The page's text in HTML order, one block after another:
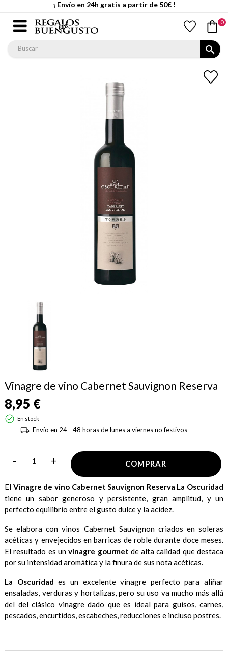
¡ Envío en 24h gratis a partir de 50€ !
0
search
Vinagre de vino Cabernet Sauvignon Reserva
8,95 €
En stock
Envío en 24 - 48 horas de lunes a viernes no festivos
- + COMPRAR
El Vinagre de vino Cabernet Sauvignon Reserva La Oscuridad
tiene un sabor generoso y persistente, gran amplitud, y un
perfecto equilibrio entre el gusto dulce y la acidez.
Se elabora con vinos Cabernet Sauvignon criados en soleras
acéticas y envejecidos en barricas de roble durante doce meses.
El resultado es unvinagre gourmet de alta calidad que destaca
por su intensidad aromática y la finura de sus nota acéticas.
La Oscuridad es un excelente vinagre perfecto para aliñar
ensaladas, verduras y hortalizas, pero su uso va mucho más allá
del del clásico vinagre dado que es ideal para guisos, carnes,
pescados, encurtidos, escabeches, reducciones e incluso postres.